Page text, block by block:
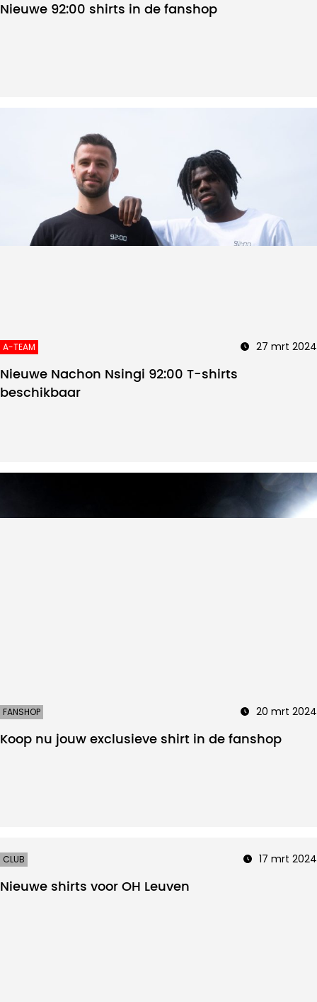
Nieuwe 92:00 shirts in de fanshop
A-TEAM 27 mrt 2024
Nieuwe Nachon Nsingi 92:00 T-shirts
beschikbaar
FANSHOP 20 mrt 2024
Koop nu jouw exclusieve shirt in de fanshop
CLUB 17 mrt 2024
Nieuwe shirts voor OH Leuven